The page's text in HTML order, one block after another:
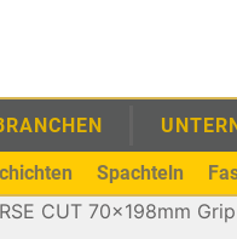
Spachteln
CUT 70x198mm